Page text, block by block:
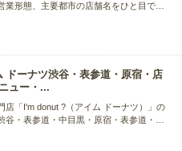
業形態、主要都市の店舗名をひと目で確
征先での利用にも便利。手羽先や餃子な
、あなたに合った店舗をかんたんに探せ
ドーナツ渋谷・表参道・原宿・店
ュー・...
店「I'm donut ?（アイム ドーナツ）」の
谷・表参道・中目黒・原宿・表参道・池
全国の店舗情報を掲載。各店の口コミ、
業時間、混雑傾向、クーポン情報までま